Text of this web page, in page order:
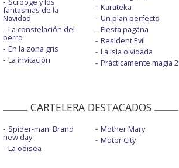
fantasmas de la
Navidad
La constelación del
perro
En la zona gris
La invitación
Karateka
Un plan perfecto
Fiesta pagäna
Resident Evil
La isla olvidada
Prácticamente magia 2
CARTELERA DESTACADOS
Spider-man: Brand
new day
La odisea
Mother Mary
Motor City